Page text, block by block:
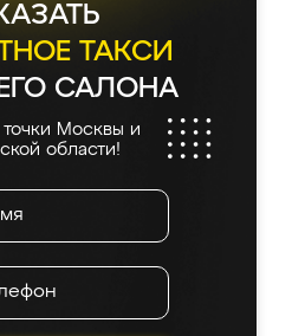
ТАКСИ
САЛОНА
Москвы и
области!